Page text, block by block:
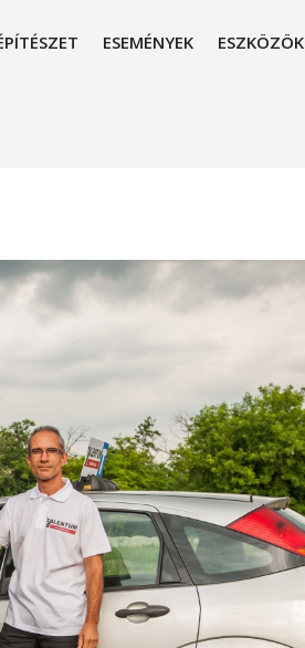
ESEMÉNYEK ESZKÖZÖK